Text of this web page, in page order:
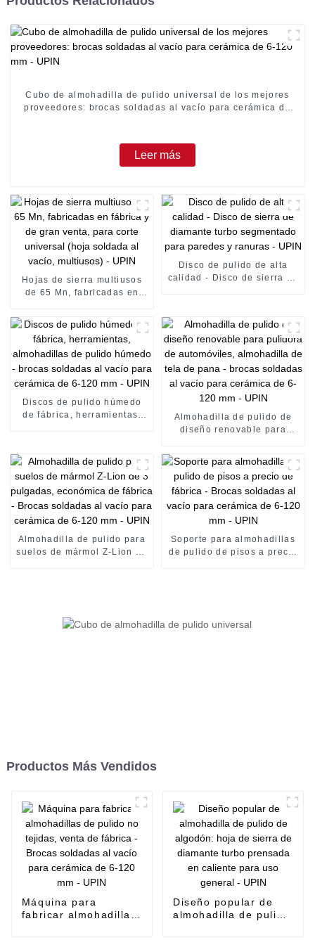
Cubo de almohadilla de pulido universal de los mejores
proveedores: brocas soldadas al vacío para cerámica de
Leer más
Hojas de sierra multiusos
de 65 Mn, fabricadas en
para corte universal (hoja
soldada al vacío, multiusos)
- UPIN
Disco de pulido de alta
calidad - Disco de sierra de
Discos de pulido húmedo
de fábrica, herramientas,
6-120 mm - UPIN
Almohadilla de pulido de
diseño renovable para
almohadilla de tela de pana
- brocas soldadas al vacío
para cerámica de 6-120 mm
- UPIN
Almohadilla de pulido para
suelos de mármol Z-Lion de
Soporte para almohadillas
de pulido de pisos a precio
Productos Más Vendidos
Máquina para
fabricar almohadillas
Diseño popular de
almohadilla de pulido